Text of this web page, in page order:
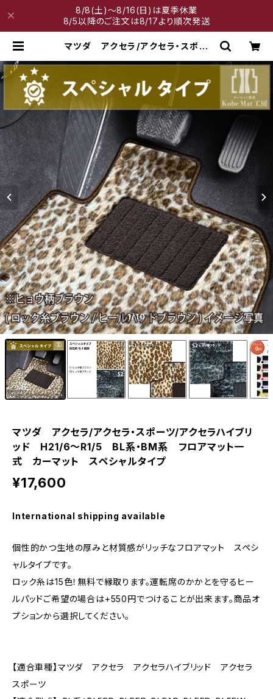
8/8(土)～8/16(日)は夏季休業
8/5以降のご注文は8/17より順次発送
マツダ アクセラ/アクセラ・スポー
1/5 BL系・BM系 フロアマット一
神戸マット工房
1/10
マツダ アクセラ/アクセラ・スポーツ/アクセラハイブリ
ッド H21/6〜R1/5 BL系・BM系 フロアマット一
式 カーマット スペシャルタイプ
¥17,600
International shipping available
個性的かつ生地の厚みと材質感がリッチなフロアマット スペシ
ャルタイプです。
ロック糸は15色！無料で縁取ります。運転席のかかとを守るヒー
ルパッドご希望の場合は+550円でつけることが出来ます。商品オ
プションから選択してください。
【適合車種】マツダ アクセラ アクセラハイブリッド アクセラ
スポーツ